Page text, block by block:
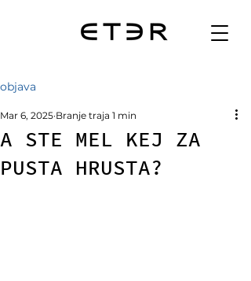
objava
A STE MEL KEJ ZA
PUSTA HRUSTA?
Mar 6, 2025 Branje traja 1 min